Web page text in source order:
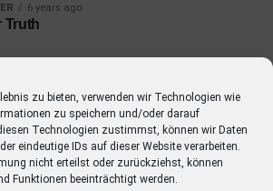
zu bieten, verwenden wir Technologien wie
zu speichern und/oder darauf
Technologien zustimmst, können wir Daten
eindeutige IDs auf dieser Website verarbeiten.
nicht erteilst oder zurückziehst, können
Funktionen beeinträchtigt werden.
6 years ago
Truth
EMPFOHLEN